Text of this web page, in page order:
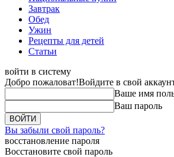
Завтрак
Обед
Ужин
Рецепты для детей
Статьи
войти в систему
Добро пожаловат!Войдите в свой
Ваше имя
Ваш пароль
Вы забыли свой пароль?
восстановление пароля
Восстановите свой пароль